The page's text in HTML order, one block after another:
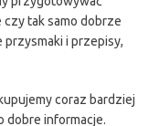
tak samo dobrze
i przepisy,
coraz bardziej
dobre informacje.